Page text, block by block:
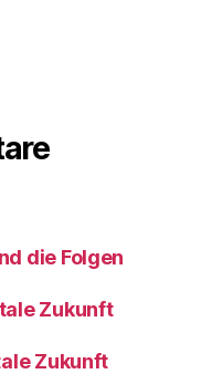
die Folgen
Zukunft
Zukunft